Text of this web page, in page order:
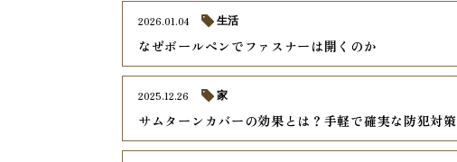
なぜボールペンでファスナーは開くのか
2026.01.04 生活
サムターンカバーの効果とは？手軽で確実な防犯対策
2025.12.26 家